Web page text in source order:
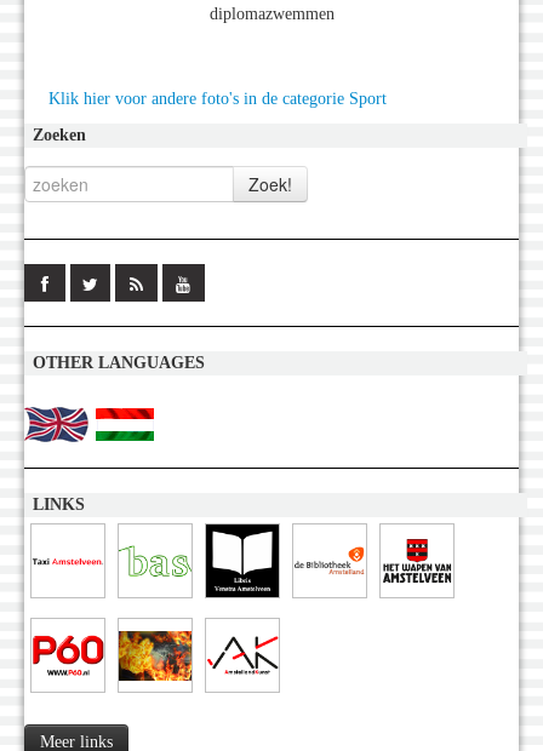
diplomazwemmen
Klik hier voor andere foto's in de categorie Sport
Zoeken
OTHER LANGUAGES
LINKS
Meer links